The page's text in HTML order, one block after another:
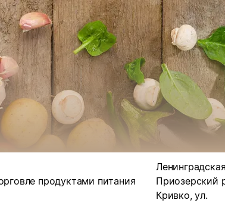
продуктами питания
Приозерский
Кривко, ул.